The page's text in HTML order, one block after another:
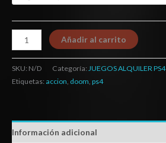
Añadir al carrito
SKU: N/D Categoría: JUEGOS ALQUILER PS4
Etiquetas: accion, doom, ps4
Información adicional